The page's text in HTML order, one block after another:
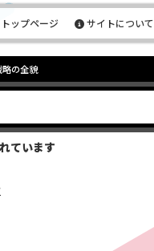
トップページ サイトについて
の全貌
ています